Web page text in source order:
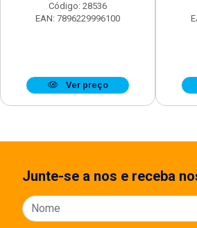
Código: 28536
EAN: 7896229996100
Ver preço
Junte-se a nos e receba